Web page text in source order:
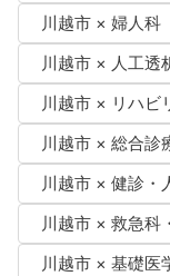
川越市 × 婦人科
川越市 × 人工透
川越市 × リハビ
川越市 × 総合診
川越市 × 健診・
川越市 × 救急科
川越市 × 基礎医